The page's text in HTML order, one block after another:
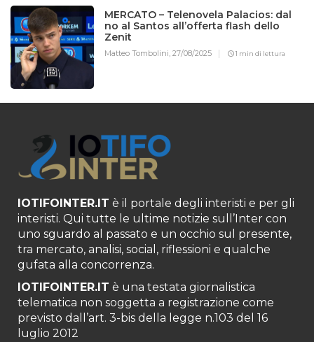
MERCATO – Telenovela Palacios: dal
no al Santos all’offerta flash dello
Zenit
Matteo Tombolini,27/08/2025 1 min di lettura
IOTIFOINTER.IT è il portale degli interisti e per gli
interisti. Qui tutte le ultime notizie sull’Inter con
uno sguardo al passato e un occhio sul presente,
tra mercato, analisi, social, riflessioni e qualche
gufata alla concorrenza.
IOTIFOINTER.IT è una testata giornalistica
telematica non soggetta a registrazione come
previsto dall’art. 3-bis della legge n.103 del 16
luglio 2012